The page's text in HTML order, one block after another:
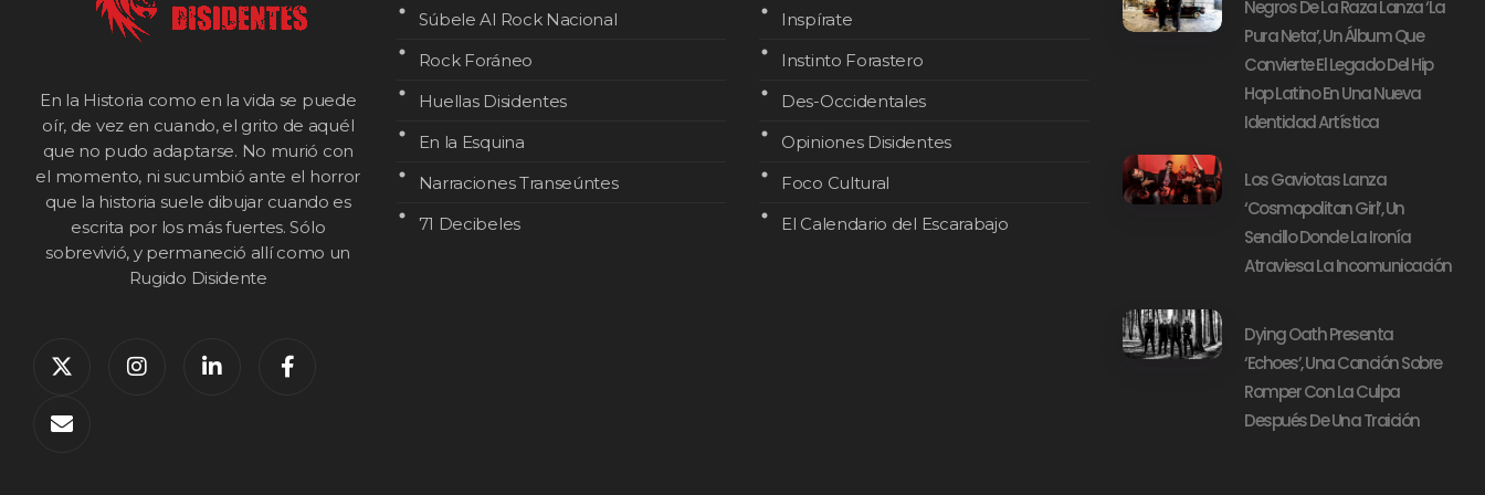
En la Historia como en la vida se puede
oír, de vez en cuando, el grito de aquél
que no pudo adaptarse. No murió con
el momento, ni sucumbió ante el horror
que la historia suele dibujar cuando es
escrita por los más fuertes. Sólo
sobrevivió, y permaneció allí como un
Rugido Disidente
Súbele Al Rock Nacional
Rock Foráneo
Huellas Disidentes
En la Esquina
Narraciones Transeúntes
71 Decibeles
Inspírate
Instinto Forastero
Des-Occidentales
Opiniones Disidentes
Foco Cultural
El Calendario del Escarabajo
Negros De La Raza Lanza ‘La
Pura Neta’, Un Álbum Que
Convierte El Legado Del Hip
Hop Latino En Una Nueva
Identidad Artística
Los Gaviotas Lanza
‘Cosmopolitan Girl’, Un
Sencillo Donde La Ironía
Atraviesa La Incomunicación
Dying Oath Presenta
‘Echoes’, Una Canción Sobre
Romper Con La Culpa
Después De Una Traición